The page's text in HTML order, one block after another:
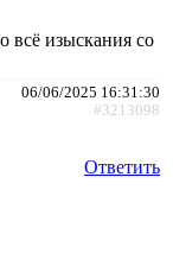
всё изыскания со
06/06/2025 16:31:30
#3213098
Ответить